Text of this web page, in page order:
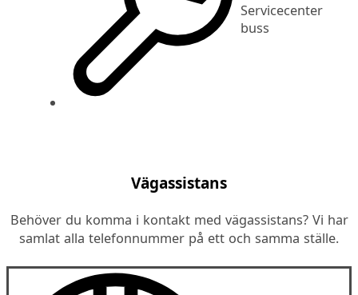
Servicecenter
buss
Vägassistans
Behöver du komma i kontakt med vägassistans? Vi har
samlat alla telefonnummer på ett och samma ställe.